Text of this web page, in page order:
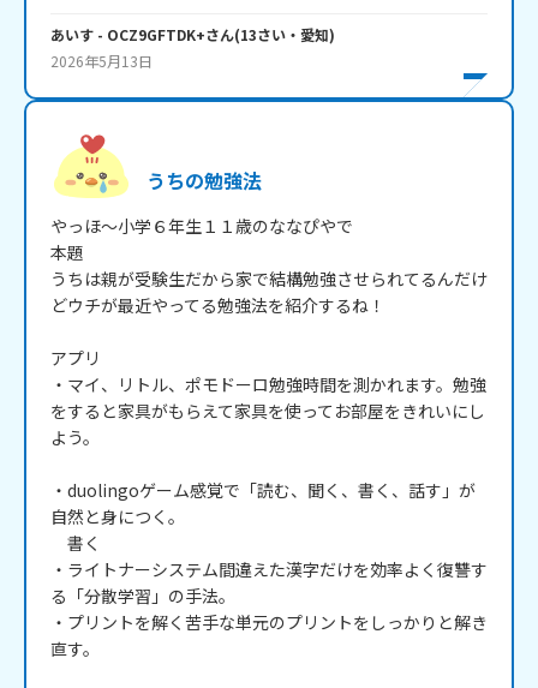
あいす - OCZ9GFTDK+さん(13さい・ 愛知)
2026年5月13日
うちの勉強法
やっほ～小学６年生１１歳のななぴやで
本題
うちは親が受験生だから家で結構勉強させられてるんだけ
どウチが最近やってる勉強法を紹介するね！
アプリ
・マイ、リトル、ポモドーロ勉強時間を測かれます。勉強
をすると家具がもらえて家具を使ってお部屋をきれいにし
よう。
・duolingoゲーム感覚で「読む、聞く、書く、話す」が
自然と身につく。
書く
・ライトナーシステム間違えた漢字だけを効率よく復讐す
る「分散学習」の手法。
・プリントを解く苦手な単元のプリントをしっかりと解き
直す。